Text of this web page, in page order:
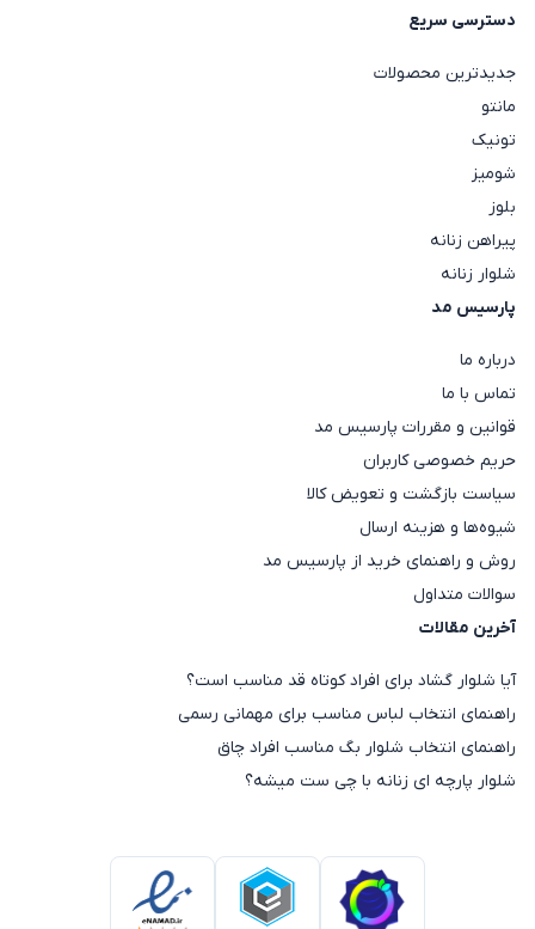
دسترسی سریع
جدیدترین محصولات
مانتو
تونیک
شومیز
بلوز
پیراهن زنانه
شلوار زنانه
پارسیس مد
درباره ما
تماس با ما
قوانین و مقررات پارسیس مد
حریم خصوصی کاربران
سیاست بازگشت و تعویض کالا
شیوه‌ها و هزینه ارسال
روش و راهنمای خرید از پارسیس مد
سوالات متداول
آخرین مقالات
آیا شلوار گشاد برای افراد کوتاه قد مناسب است؟
راهنمای انتخاب لباس مناسب برای مهمانی رسمی
راهنمای انتخاب شلوار بگ مناسب افراد چاق
شلوار پارچه ای زنانه با چی ست میشه؟